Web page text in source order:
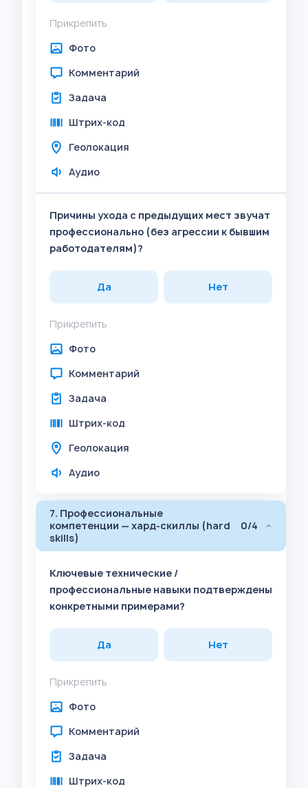
Прикрепить
Фото
Комментарий
Задача
Штрих-код
Геолокация
Аудио
Причины ухода с предыдущих мест звучат
профессионально (без агрессии к бывшим
работодателям)?
Да Нет
Прикрепить
Фото
Комментарий
Задача
Штрих-код
Геолокация
Аудио
7. Профессиональные
компетенции — хард-скиллы (hard
skills)
0/4
Ключевые технические /
профессиональные навыки подтверждены
конкретными примерами?
Да Нет
Прикрепить
Фото
Комментарий
Задача
Штрих-код